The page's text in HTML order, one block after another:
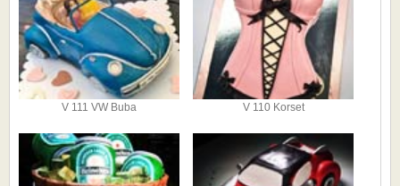
V 111 VW Buba V 110 Korset